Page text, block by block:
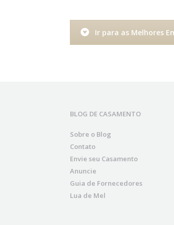
Ir para as Melhores
BLOG DE CASAMENTO
Sobre o Blog
Contato
Envie seu Casamento
Anuncie
Guia de Fornecedores
Lua de Mel